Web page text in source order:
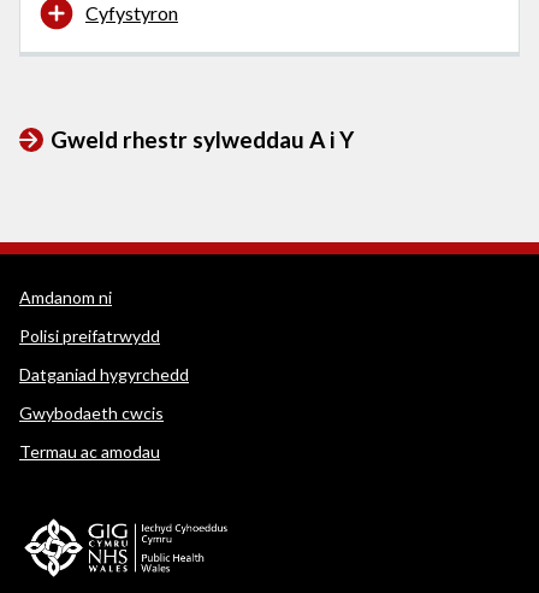
Cyfystyron
Gweld rhestr sylweddau A i Y
Dolenni cymorth WEDINOS
Amdanom ni
Polisi preifatrwydd
Datganiad hygyrchedd
Gwybodaeth cwcis
Termau ac amodau